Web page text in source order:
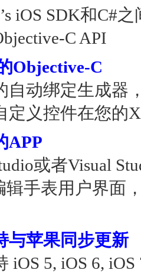
iOS SDK和C#
C API
Objective-C
自动绑定生成器
定义控件在您的
APP
或者Visual
辑手表用户界面
与苹果同步更新
iOS 5, iOS 6,